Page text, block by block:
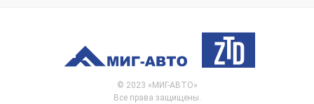
© 2023 «МИГ-АВТО»
Все права защищены.